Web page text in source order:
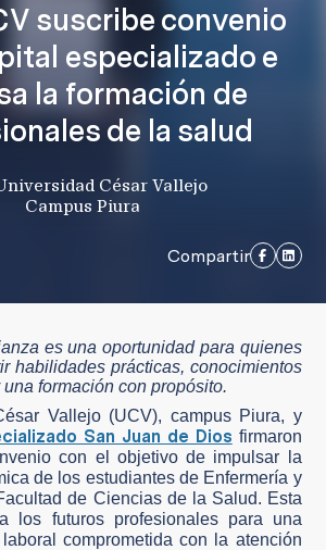
suscribe convenio
especializado e
la formación de
de la salud
César Vallejo
Campus Piura
Compartir
es una oportunidad para quienes
habilidades prácticas, conocimientos
formación con propósito.
Vallejo (UCV), campus Piura, y
San Juan de Dios firmaron
con el objetivo de impulsar la
de los estudiantes de Enfermería y
de Ciencias de la Salud. Esta
los futuros profesionales para una
comprometida con la atención